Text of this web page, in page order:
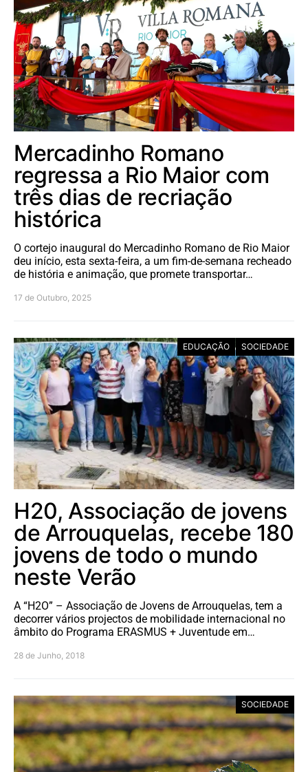
Mercadinho Romano
regressa a Rio Maior com
três dias de recriação
histórica
O cortejo inaugural do Mercadinho Romano de Rio Maior
deu início, esta sexta-feira, a um fim-de-semana recheado
de história e animação, que promete transportar…
17 de Outubro, 2025
EDUCAÇÃO SOCIEDADE
H20, Associação de jovens
de Arrouquelas, recebe 180
jovens de todo o mundo
neste Verão
A “H2O” – Associação de Jovens de Arrouquelas, tem a
decorrer vários projectos de mobilidade internacional no
âmbito do Programa ERASMUS + Juventude em…
28 de Junho, 2018
SOCIEDADE